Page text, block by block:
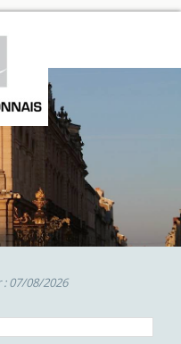
07/08/2026